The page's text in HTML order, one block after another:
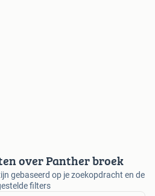
over Panther broek
gebaseerd op je zoekopdracht en de
filters